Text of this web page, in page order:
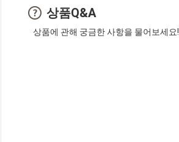
상품Q&A
상품에 관해 궁금한 사항을 물어보세요!